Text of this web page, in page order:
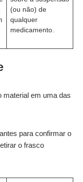
(ou não) de
qualquer
medicamento.
material em uma das
para confirmar o
o frasco